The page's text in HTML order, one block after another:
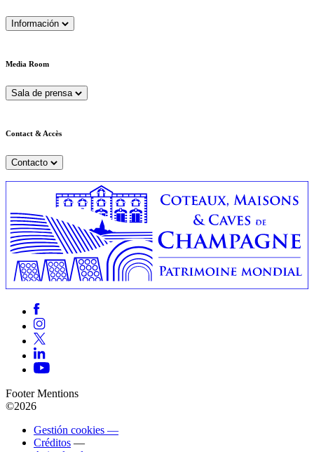
Información
Media Room
Sala de prensa
Contact & Accès
Contacto
Footer Mentions
©2026
Gestión cookies —
Créditos —